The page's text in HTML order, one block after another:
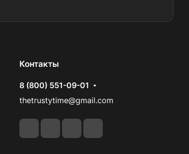
Контакты
8 (800) 551-09-01
thetrustytime@gmail.com